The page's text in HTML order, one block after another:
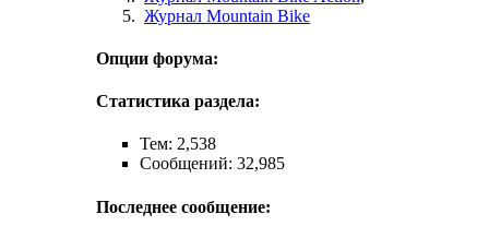
Журнал Mountain Bike
Опции форума:
Статистика раздела:
Тем: 2,538
Сообщений: 32,985
Последнее сообщение: